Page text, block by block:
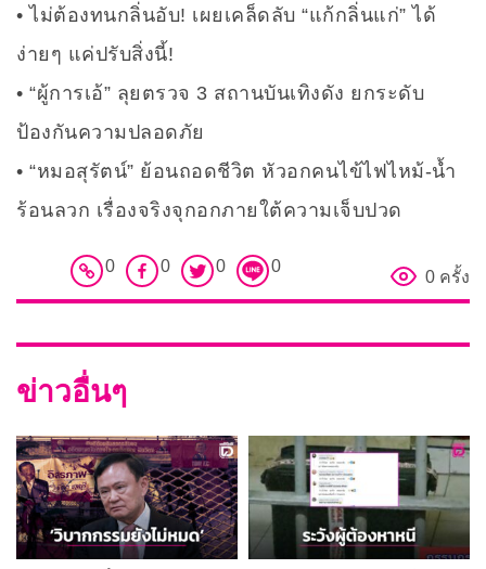
ไม่ต้องทนกลิ่นอับ! เผยเคล็ดลับ “แก้กลิ่นแก่” ได้
ง่ายๆ แค่ปรับสิ่งนี้!
“ผู้การเอ้” ลุยตรวจ 3 สถานบันเทิงดัง ยกระดับ
ป้องกันความปลอดภัย
“หมอสุรัตน์” ย้อนถอดชีวิต หัวอกคนไข้ไฟไหม้-น้ำ
ร้อนลวก เรื่องจริงจุกอกภายใต้ความเจ็บปวด
0 0 0 0
0 ครั้ง
ข่าวอื่นๆ